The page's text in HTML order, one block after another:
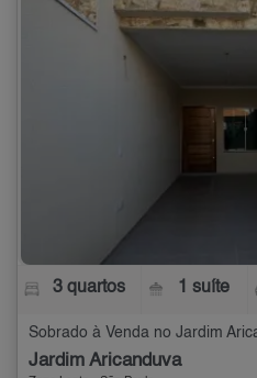
3 quartos 1 suíte
Sobrado à Venda no Jardim
Jardim Aricanduva